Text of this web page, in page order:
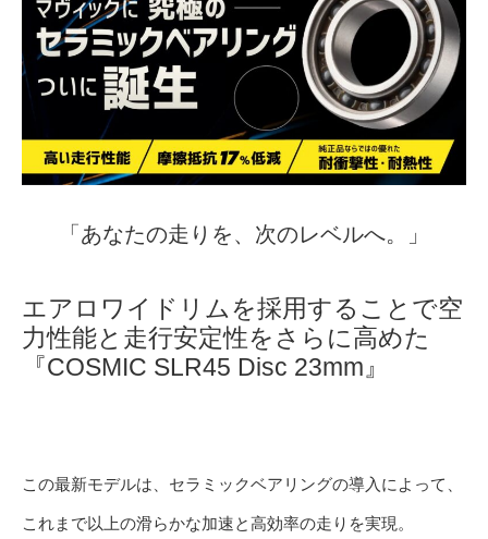
「あなたの走りを、次のレベルへ。」
エアロワイドリムを採用することで空
力性能と走行安定性をさらに高めた
『COSMIC SLR45 Disc 23mm』
この最新モデルは、セラミックベアリングの導入によって、
これまで以上の滑らかな加速と高効率の走りを実現。